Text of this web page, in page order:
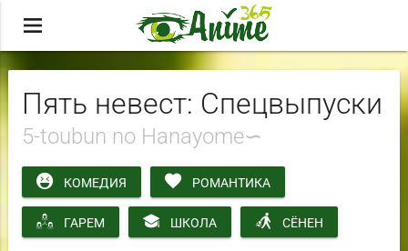
menu
Пять невест: Спецвыпуски
5-toubun no Hanayome∽
КОМЕДИЯ РОМАНТИКА
ГАРЕМ ШКОЛА СЁНЕН